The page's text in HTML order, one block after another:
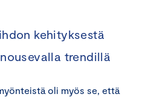
kehityksestä
trendillä
oli myös se, että